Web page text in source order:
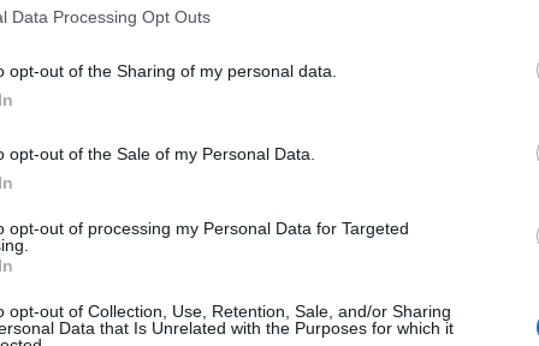
Data Processing Opt Outs
opt-out of the Sharing of my personal data.
opt-out of the Sale of my Personal Data.
opt-out of processing my Personal Data for Targeted
opt-out of Collection, Use, Retention, Sale, and/or Sharing
Data that Is Unrelated with the Purposes for which it
la vinificazione
a mansioni quali aiuto vendemmia, verifica
.“ Per informazioni clicca